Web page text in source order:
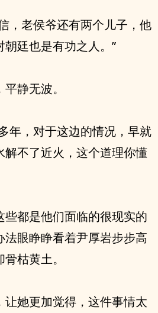
，老侯爷还有两个儿子，他
廷也是有功之人。”
静无波。
年，对于这边的情况，早就
解不了近火，这个道理你懂
些都是他们面临的很现实的
眼睁睁看着尹厚岩步步高
枯黄土。
让她更加觉得，这件事情太